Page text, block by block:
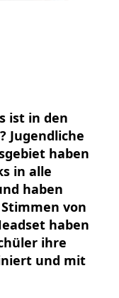
ist in den
Jugendliche
haben
in alle
haben
von
haben
ihre
und mit